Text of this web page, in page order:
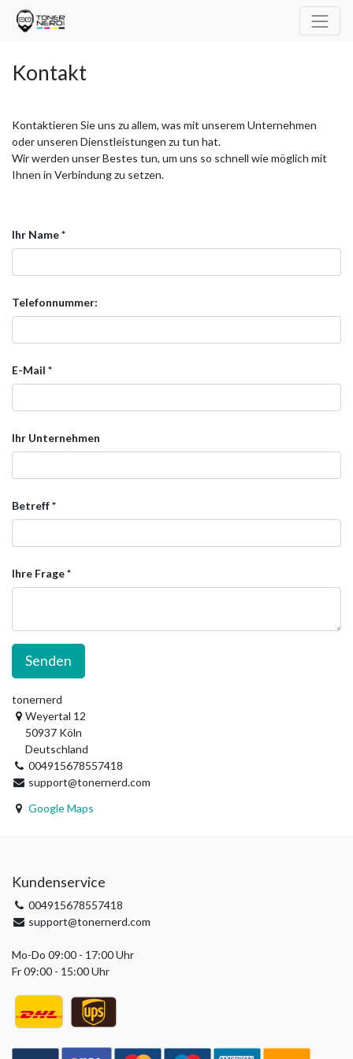
Kontakt
Kontaktieren Sie uns zu allem, was mit unserem Unternehmen
oder unseren Dienstleistungen zu tun hat.
Wir werden unser Bestes tun, um uns so schnell wie möglich mit
Ihnen in Verbindung zu setzen.
Ihr Name
Telefonnummer:
E-Mail
Ihr Unternehmen
Betreff
Ihre Frage
Senden
tonernerd
Weyertal 12
50937 Köln
Deutschland
004915678557418
support@tonernerd.com
Google Maps
Kundenservice
004915678557418
support@tonernerd.com
Mo-Do 09:00 - 17:00 Uhr
Fr 09:00 - 15:00 Uhr